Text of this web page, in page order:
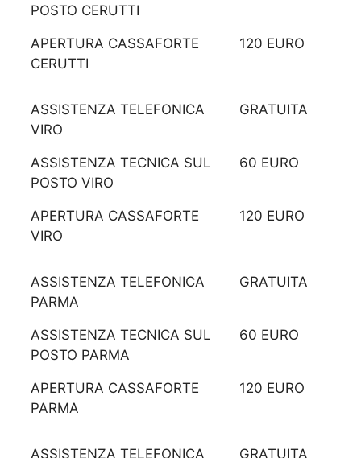
POSTO CERUTTI
APERTURA CASSAFORTE
CERUTTI
120 EURO
ASSISTENZA TELEFONICA
VIRO
GRATUITA
ASSISTENZA TECNICA SUL
POSTO VIRO
60 EURO
APERTURA CASSAFORTE
VIRO
120 EURO
ASSISTENZA TELEFONICA
PARMA
GRATUITA
ASSISTENZA TECNICA SUL
POSTO PARMA
60 EURO
APERTURA CASSAFORTE
PARMA
120 EURO
ASSISTENZA TELEFONICA
GRATUITA